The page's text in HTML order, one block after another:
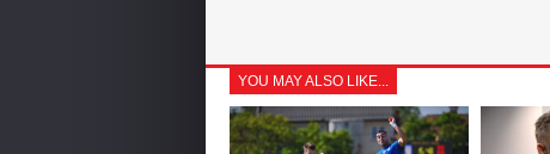
YOU MAY ALSO LIKE...